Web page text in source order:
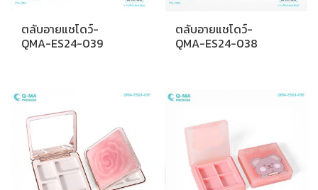
ตลับอายแชโดว์-
QMA-ES24-039
ตลับอายแชโดว์-
QMA-ES24-038